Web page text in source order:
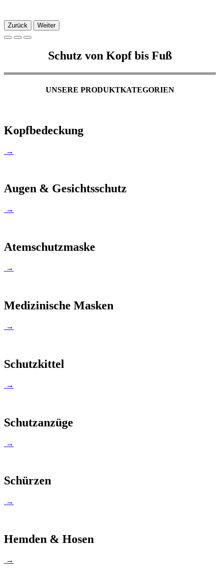
Zurück Weiter
Schutz von Kopf bis Fuß
UNSERE PRODUKTKATEGORIEN
Kopfbedeckung
→
Augen & Gesichtsschutz
→
Atemschutzmaske
→
Medizinische Masken
→
Schutzkittel
→
Schutzanzüge
→
Schürzen
→
Hemden & Hosen
→